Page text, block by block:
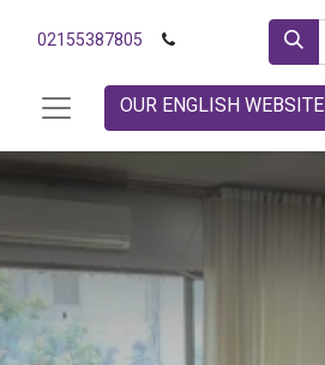
02155387805
OUR ENGLISH WEBSITE